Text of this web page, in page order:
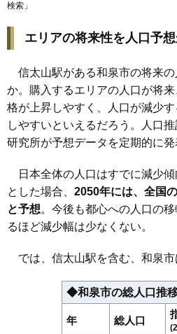
検索 」
エリアの将来性を人口予
信太山駅がある和泉市の将来の
か。購入するエリアの人口が将
格が上昇しやすく、人口が減少
しやすいといえるだろう。人口
研究所が予想データを定期的に発
日本全体の人口はすでに減少
とした場合、 2050年には、全国
と予想。今後も都心への人口の
るほど減少幅は少なくない。
では、信太山駅を含む、和泉市
◆和泉市の総人口推
年 総人口